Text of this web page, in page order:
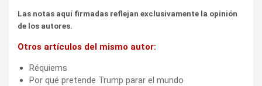
Las notas aquí firmadas reflejan exclusivamente la opinión
de los autores.
Otros artículos del mismo autor:
Réquiems
Por qué pretende Trump parar el mundo